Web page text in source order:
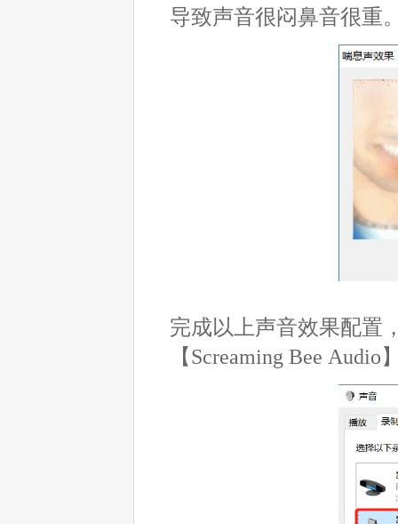
导致声音很闷鼻音很重
完成以上声音效果配置
【Screaming Bee